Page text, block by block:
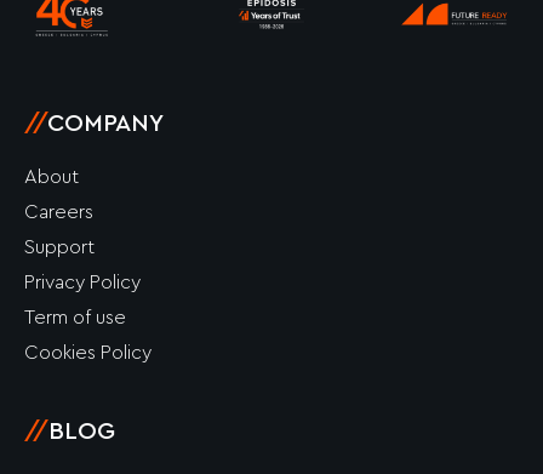
-
f
//COMPANY
About
Careers
Support
Privacy Policy
Term of use
Cookies Policy
// BLOG